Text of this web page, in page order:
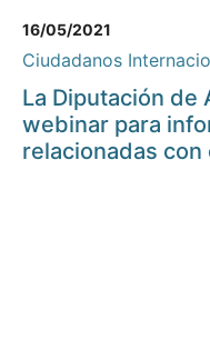
16/05/2021
Ciudadanos
La Diputación de
webinar para
relacionadas con